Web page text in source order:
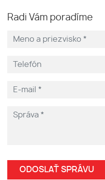
Radi Vám poradíme